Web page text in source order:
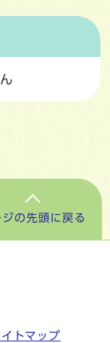
ジの先頭に戻る
イトマップ